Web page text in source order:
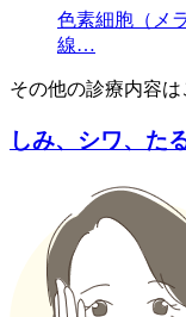
色素細胞（メ
線…
その他の診療内容は
しみ、シワ、た